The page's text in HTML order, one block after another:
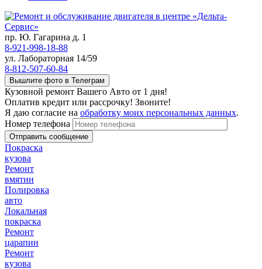
пр. Ю. Гагарина д. 1
8-921-998-18-88
ул. Лабораторная 14/59
8-812-507-60-84
Вышлите фото в Телеграм
Кузовной ремонт Вашего Авто от 1 дня!
Оплатив кредит или рассрочку! Звоните!
Я даю согласие на обработку моих персональных данных.
Номер телефона
Покраска
кузова
Ремонт
вмятин
Полировка
авто
Локальная
покраска
Ремонт
царапин
Ремонт
кузова